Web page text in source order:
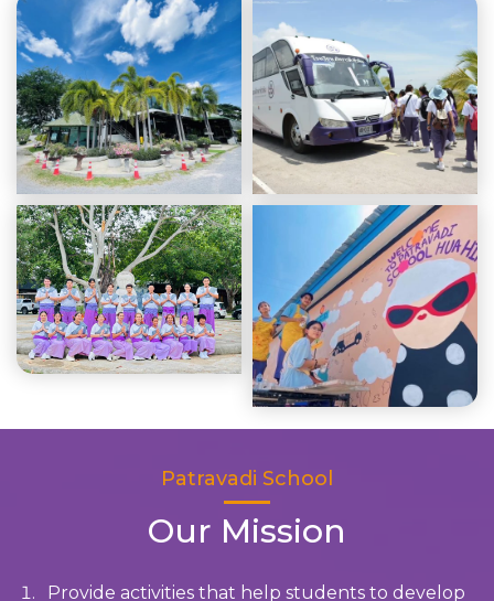
Our Mission
Patravadi School
Provide activities that help students to develop